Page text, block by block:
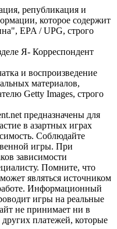
републикация и
которое содержит
EPA / UPG, строго
Я- Корреспондент
и воспроизведение
материалов,
Getty Images, строго
предназначены для
в азартных играх
Соблюдайте
игры. При
зависимости
Помните, что
являться источником
Информационный
игры на реальные
не принимает ни в
платежей, которые